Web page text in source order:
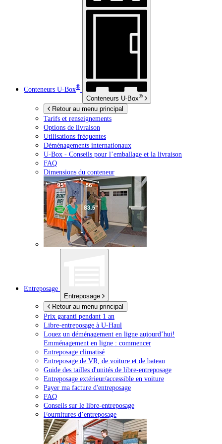
Conteneurs U-Box®
Conteneurs U-Box®
Retour au menu principal
Tarifs et renseignements
Options de livraison
Utilisations fréquentes
Déménagements internationaux
U-Box - Conseils pour l’emballage et la livraison
FAQ
Dimensions du conteneur
Entreposage
Entreposage
Retour au menu principal
Prix garanti pendant 1 an
Libre-entreposage à U-Haul
Louez un déménagement en ligne aujourd’hui!
Emménagement en ligne : commencer
Entreposage climatisé
Entreposage de VR, de voiture et de bateau
Guide des tailles d'unités de libre-entreposage
Entreposage extérieur/accessible en voiture
Payer ma facture d'entreposage
FAQ
Conseils sur le libre-entreposage
Fournitures d’entreposage